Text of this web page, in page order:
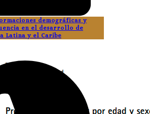
demográficas y
en el desarrollo de
Latina y el Caribe